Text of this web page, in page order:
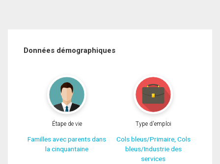
Données démographiques
Étape de vie
Familles avec parents dans
la cinquantaine
Type d'emploi
Cols bleus/Primaire, Cols
bleus/Industrie des
services